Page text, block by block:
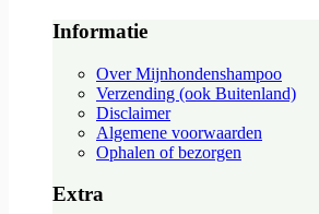
Informatie
Over Mijnhondenshampoo
Verzending (ook Buitenland)
Disclaimer
Algemene voorwaarden
Ophalen of bezorgen
Extra